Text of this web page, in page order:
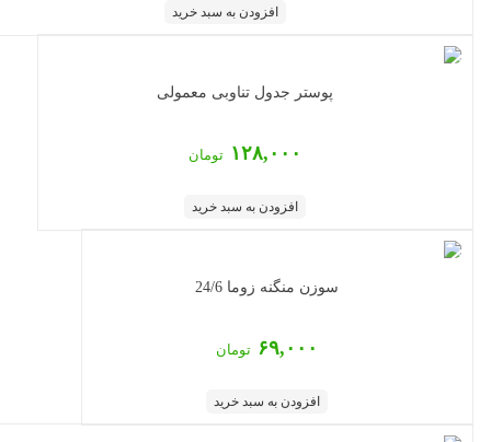
افزودن به سبد خرید
پوستر جدول تناوبی معمولی
۱۲۸,۰۰۰تومان
افزودن به سبد خرید
سوزن منگنه زوما 24/6
۶۹,۰۰۰تومان
افزودن به سبد خرید